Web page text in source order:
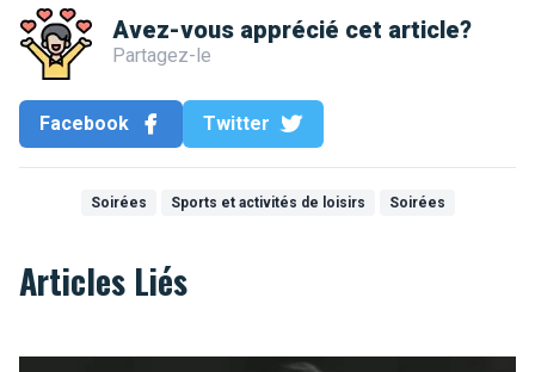
Avez-vous apprécié cet article?
Partagez-le
Facebook Twitter
Soirées Sports et activités de loisirs Soirées
Articles Liés